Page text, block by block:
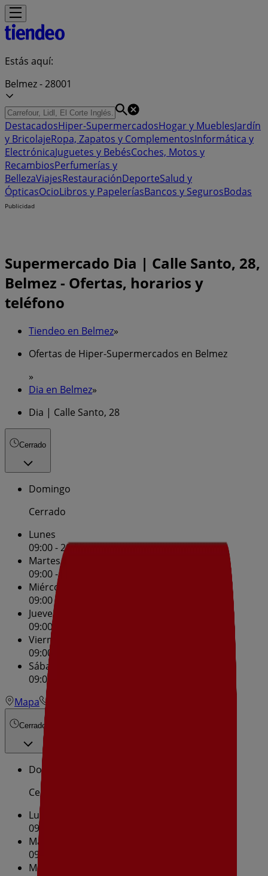
Estás aquí:
Belmez - 28001
DestacadosHiper-SupermercadosHogar y MueblesJardín
y BricolajeRopa, Zapatos y ComplementosInformática y
ElectrónicaJuguetes y BebésCoches, Motos y
RecambiosPerfumerías y
BellezaViajesRestauraciónDeporteSalud y
ÓpticasOcioLibros y PapeleríasBancos y SegurosBodas
Publicidad
Supermercado Dia | Calle Santo, 28,
Belmez - Ofertas, horarios y
teléfono
Tiendeo en Belmez»
Ofertas de Hiper-Supermercados en Belmez
»
Dia en Belmez»
Dia | Calle Santo, 28
Cerrado
Domingo
Cerrado
Lunes
09:00 - 20:30
Martes
09:00 - 20:30
Miércoles
09:00 - 20:30
Jueves
09:00 - 20:30
Viernes
09:00 - 20:30
Sábado
09:00 - 14:30
Mapa
Cerrado
Domingo
Cerrado
Lunes
09:00 - 20:30
Martes
09:00 - 20:30
Miércoles